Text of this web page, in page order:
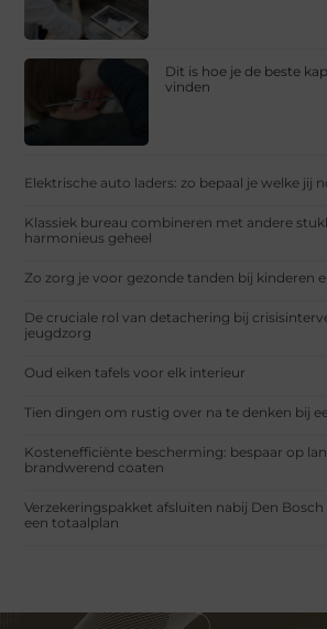
Dit is hoe je de beste
vinden
Elektrische auto laders: zo bepaal je welke jij
Klassiek bureau combineren met andere
harmonieus geheel
Zo zorg je voor gezonde tanden bij kinderen
De cruciale rol van detachering bij
jeugdzorg
Oud eiken tafels voor elk interieur
Tien dingen om rustig over na te denken bij
Kostenefficiënte bescherming: bespaar op
brandwerend coaten
Verzekeringspakket afsluiten nabij Den
een totaalplan